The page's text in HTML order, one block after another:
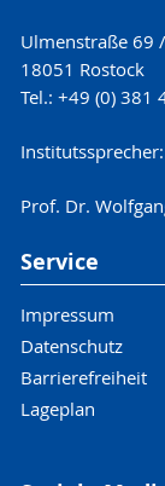
Ulmenstraße 69
18051 Rostock
Tel.: +49 (0) 381
Institutssprecher:
Prof. Dr.
Service
Impressum
Datenschutz
Barrierefreiheit
Lageplan